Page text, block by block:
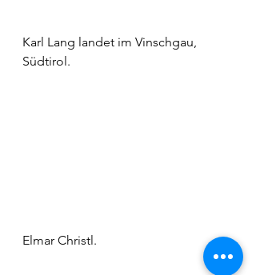
Karl Lang landet im Vinschgau,
Südtirol.
Elmar Christl.